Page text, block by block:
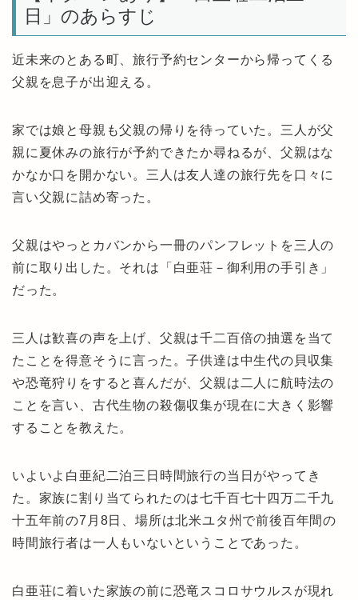
日」のあらすじ
近未来のとある町、旅行予約センターから帰ってくる
父親を息子が出迎える。
家では娘と母親も父親の帰りを待っていた。三人が父
親に夏休みの旅行が予約できたか尋ねるが、父親はな
かなか口を開かない。三人は友人達の旅行先を口々に
言い父親に詰め寄った。
父親はやっとカバンから一冊のパンフレットを三人の
前に取り出した。それは「白亜荘－御利用の手引き」
だった。
三人は歓喜の声を上げ、父親は千二百倍の抽選を当て
たことを得意そうに言った。子供達は中生代の貝収集
や恐竜狩りをすると喜んだが、父親は二人に航時法の
ことを言い、古代生物の殺傷収集が現在に大きく影響
することを教えた。
いよいよ白亜紀二泊三日時間旅行の当日がやってき
た。家族に割り当てられたのは七千百七十四万二千九
十五年前の7月8日、場所は北米ユタ州で前後百年間の
時間旅行者は一人もいないということであった。
白亜荘に着いた家族の前に恐竜スコロサウルスが現れ